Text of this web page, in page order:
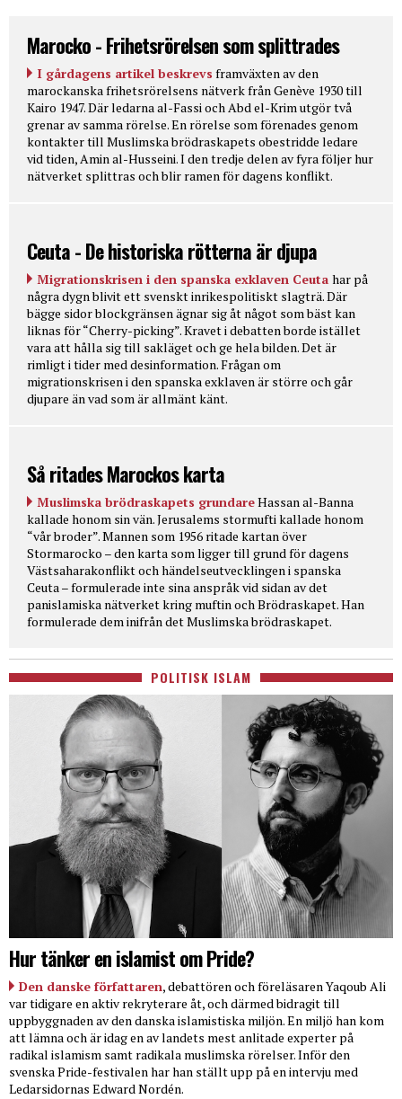
Marocko - Frihetsrörelsen som splittrades
I gårdagens artikel beskrevs framväxten av den
marockanska frihetsrörelsens nätverk från Genève 1930 till
Kairo 1947. Där ledarna al-Fassi och Abd el-Krim utgör två
grenar av samma rörelse. En rörelse som förenades genom
kontakter till Muslimska brödraskapets obestridde ledare
vid tiden, Amin al-Husseini. I den tredje delen av fyra följer hur
nätverket splittras och blir ramen för dagens konflikt.
Ceuta - De historiska rötterna är djupa
Migrationskrisen i den spanska exklaven Ceuta har på
några dygn blivit ett svenskt inrikespolitiskt slagträ. Där
bägge sidor blockgränsen ägnar sig åt något som bäst kan
liknas för “Cherry-picking”. Kravet i debatten borde istället
vara att hålla sig till sakläget och ge hela bilden. Det är
rimligt i tider med desinformation. Frågan om
migrationskrisen i den spanska exklaven är större och går
djupare än vad som är allmänt känt.
Så ritades Marockos karta
Muslimska brödraskapets grundareHassan al-Banna
kallade honom sin vän. Jerusalems stormufti kallade honom
“vår broder”. Mannen som 1956 ritade kartan över
Stormarocko – den karta som ligger till grund för dagens
Västsaharakonflikt och händelseutvecklingen i spanska
Ceuta – formulerade inte sina anspråk vid sidan av det
panislamiska nätverket kring muftin och Brödraskapet. Han
formulerade dem inifrån det Muslimska brödraskapet.
POLITISK ISLAM
Hur tänker en islamist om Pride?
Den danske författaren, debattören och föreläsaren Yaqoub Ali
var tidigare en aktiv rekryterare åt, och därmed bidragit till
uppbyggnaden av den danska islamistiska miljön. En miljö han kom
att lämna och är idag en av landets mest anlitade experter på
radikal islamism samt radikala muslimska rörelser. Inför den
svenska Pride-festivalen har han ställt upp på en intervju med
Ledarsidornas Edward Nordén.